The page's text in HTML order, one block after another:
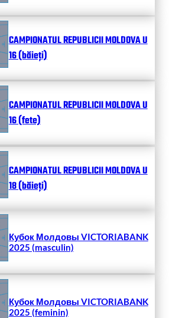
CAMPIONATUL REPUBLICII MOLDOVA U
16 (băieți)
CAMPIONATUL REPUBLICII MOLDOVA U
16 (fete)
CAMPIONATUL REPUBLICII MOLDOVA U
18 (băieți)
Кубок Молдовы VICTORIABANK
2025 (masculin)
Кубок Молдовы VICTORIABANK
2025 (feminin)